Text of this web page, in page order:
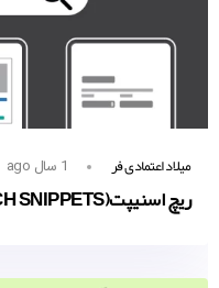
میلاد اعتمادی فر 1 سال ago
ریچ اسنیپت‌(RICH SNIPPETS) چیست؟ اهمیت + انواع